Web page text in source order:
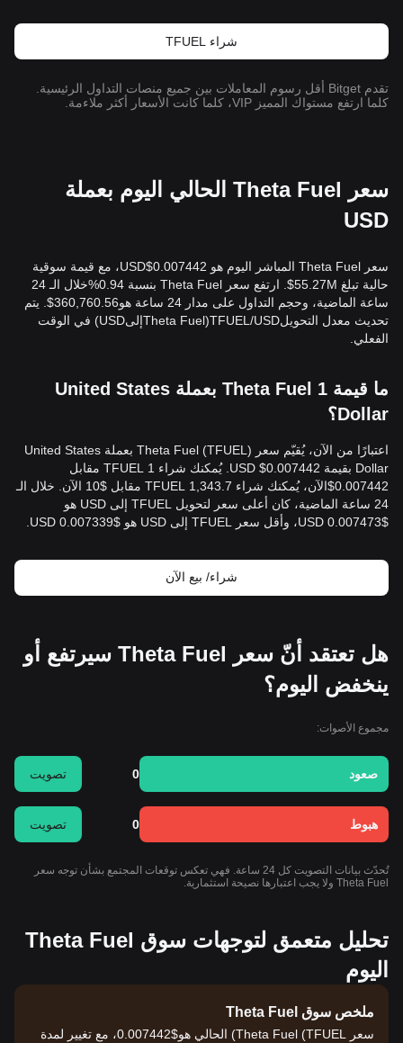
شراء TFUEL
تقدم Bitget أقل رسوم المعاملات بين جميع منصات التداول الرئيسية.
كلما ارتفع مستواك المميز VIP، كلما كانت الأسعار أكثر ملاءمة.
سعر Theta Fuel الحالي اليوم بعملة
USD
سعر Theta Fuel المباشر اليوم هو 0.007442$USD، مع قيمة سوقية
حالية تبلغ 55.27M$. ارتفع سعر Theta Fuel بنسبة 0.94%خلال الـ 24
ساعة الماضية، وحجم التداول على مدار 24 ساعة هو360,760.56$. يتم
تحديث معدل التحويلTFUEL/USD(Theta FuelإلىUSD) في الوقت
الفعلي.
ما قيمة 1 Theta Fuel بعملة United States
Dollar؟
اعتبارًا من الآن، يُقيّم سعر Theta Fuel (TFUEL) بعملة United States
Dollar بقيمة 0.007442$ USD. يُمكنك شراء 1 TFUEL مقابل
0.007442$الآن، يُمكنك شراء 1,343.7 TFUEL مقابل $10 الآن. خلال الـ
24 ساعة الماضية، كان أعلى سعر لتحويل TFUEL إلى USD هو
$0.007473 USD، وأقل سعر TFUEL إلى USD هو $0.007339 USD.
شراء/ بيع الآن
هل تعتقد أنّ سعر Theta Fuel سيرتفع أو
ينخفض اليوم؟
مجموع الأصوات:
صعود 0 تصويت
هبوط 0 تصويت
تُحدّث بيانات التصويت كل 24 ساعة. فهي تعكس توقعات المجتمع بشأن توجه سعر
Theta Fuel ولا يجب اعتبارها نصيحة استثمارية.
تحليل متعمق لتوجهات سوق Theta Fuel
اليوم
ملخص سوق Theta Fuel
سعر Theta Fuel (TFUEL) الحالي هو$0.007442، مع تغيير لمدة